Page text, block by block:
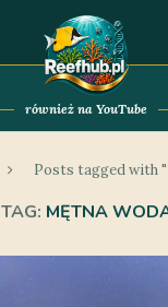
również na YouTube
Posts tagged with
TAG: MĘTNA